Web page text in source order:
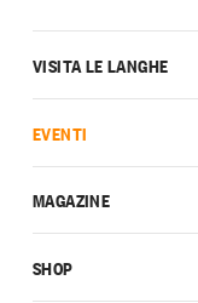
VISITA LE LANGHE
EVENTI
MAGAZINE
SHOP